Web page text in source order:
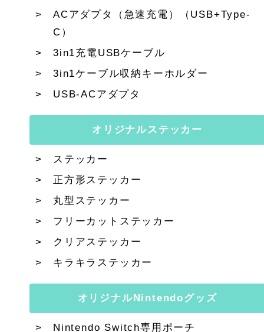
ACアダプタ（急速充電）（USB+Type-
C）
3in1充電USBケーブル
3in1ケーブル収納キーホルダー
USB-ACアダプタ
オリジナルステッカー
ステッカー
正方形ステッカー
丸型ステッカー
フリーカットステッカー
クリアステッカー
キラキラステッカー
オリジナルNintendoグッズ
Nintendo Switch専用ポーチ